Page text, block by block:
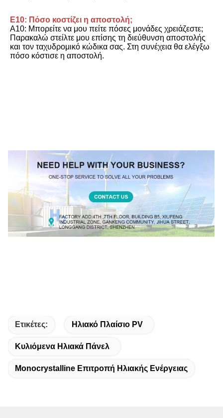
Ε10: Πόσο κοστίζει η αποστολή;
Α10: Μπορείτε να μου πείτε πόσες μονάδες χρειάζεστε;
Παρακαλώ στείλτε μου επίσης τη διεύθυνση αποστολής
και τον ταχυδρομικό κώδικα σας. Στη συνέχεια θα ελέγξω
πόσο κόστισε η αποστολή.
Ετικέτες: Ηλιακό Πλαίσιο PV
Κυλιόμενα Ηλιακά Πάνελ
Monocrystalline Επιτροπή Ηλιακής Ενέργειας